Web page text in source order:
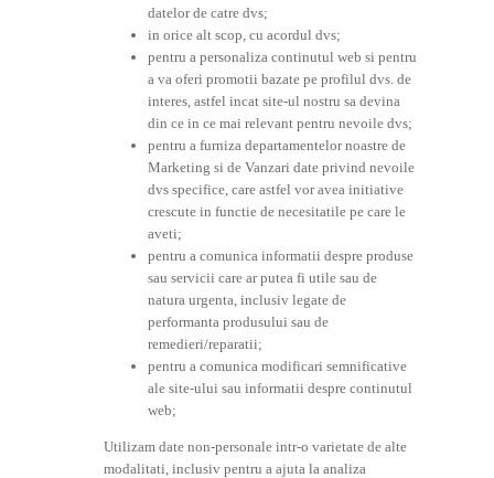
datelor de catre dvs;
in orice alt scop, cu acordul dvs;
pentru a personaliza continutul web si pentru
a va oferi promotii bazate pe profilul dvs. de
interes, astfel incat site-ul nostru sa devina
din ce in ce mai relevant pentru nevoile dvs;
pentru a furniza departamentelor noastre de
Marketing si de Vanzari date privind nevoile
dvs specifice, care astfel vor avea initiative
crescute in functie de necesitatile pe care le
aveti;
pentru a comunica informatii despre produse
sau servicii care ar putea fi utile sau de
natura urgenta, inclusiv legate de
performanta produsului sau de
remedieri/reparatii;
pentru a comunica modificari semnificative
ale site-ului sau informatii despre continutul
web;
Utilizam date non-personale intr-o varietate de alte
modalitati, inclusiv pentru a ajuta la analiza